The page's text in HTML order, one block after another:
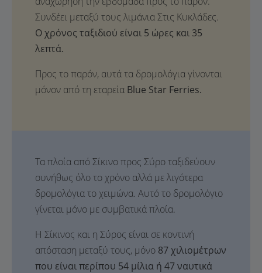
Ο χρόνος ταξιδιού είναι 5 ώρες και 35
λεπτά.
Προς το παρόν, αυτά τα δρομολόγια γίνονται
μόνον από τη εταρεία Blue Star Ferries.
Τα πλοία από Σίκινο προς Σύρο ταξιδεύουν
συνήθως όλο το χρόνο αλλά με λιγότερα
δρομολόγια το χειμώνα. Αυτό το δρομολόγιο
γίνεται μόνο με συμβατικά πλοία.
Η Σίκινος και η Σύρος είναι σε κοντινή
απόσταση μεταξύ τους, μόνο 87 χιλιομέτρων
που είναι περίπου 54 μίλια ή 47 ναυτικά